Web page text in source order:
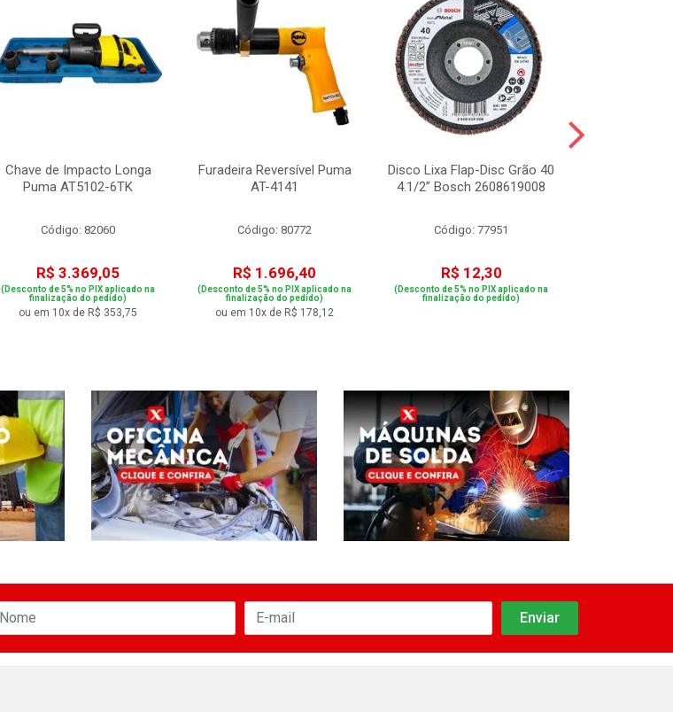
Chave de Impacto Longa
Puma AT5102-6TK
Código: 82060
R$ 3.369,05
(Desconto de 5% no PIX aplicado na
finalização do pedido)
ou em 10x de R$ 353,75
Furadeira Reversível Puma
AT-4141
Código: 80772
R$ 1.696,40
(Desconto de 5% no PIX aplicado na
finalização do pedido)
ou em 10x de R$ 178,12
Disco Lixa Flap-Disc Grão 40
4.1/2” Bosch 2608619008
Código: 77951
R$ 12,30
(Desconto de 5% no PIX aplicado na
finalização do pedido)